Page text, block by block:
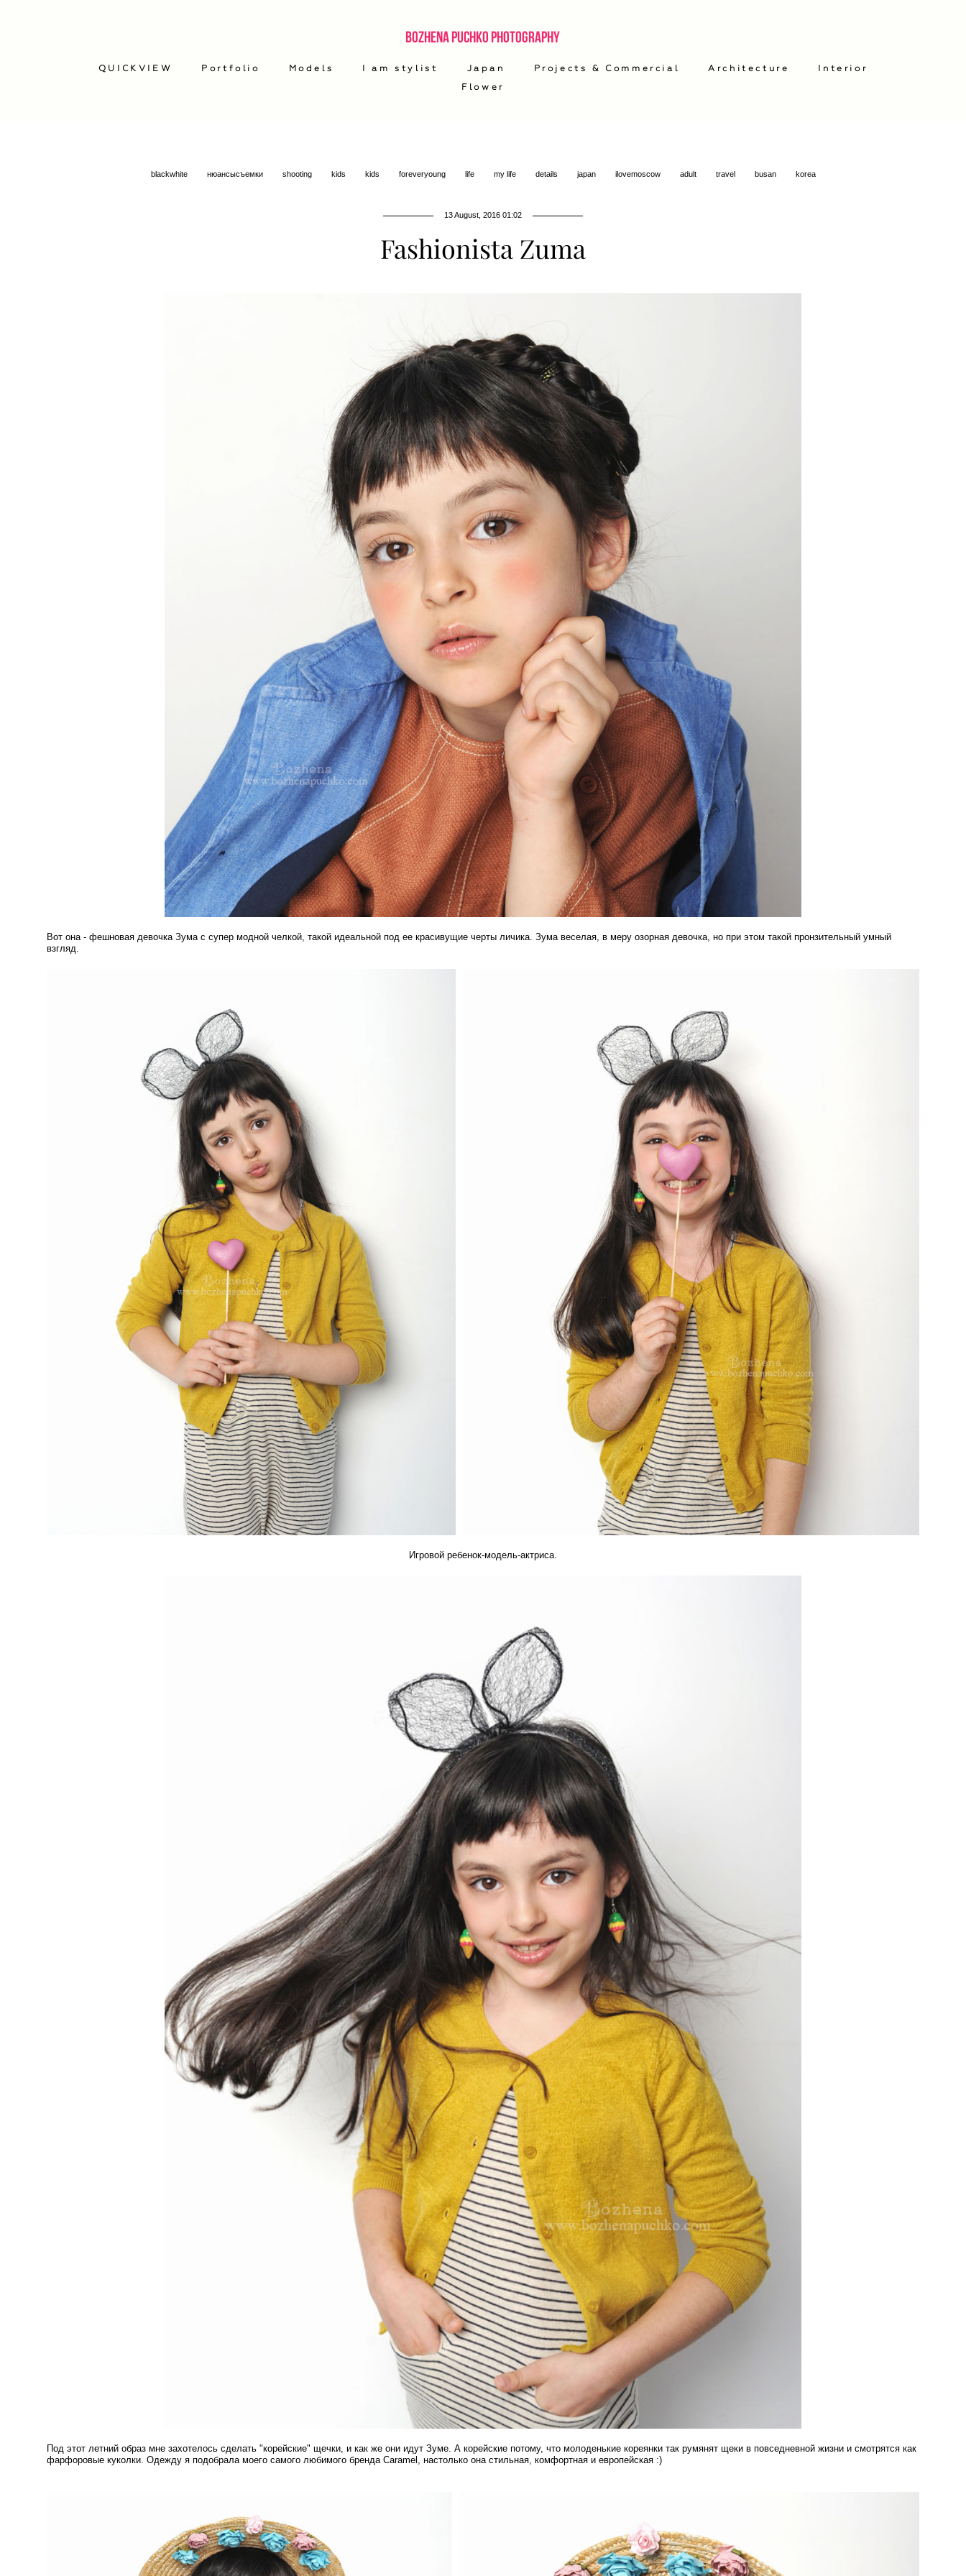
Bozhena Puchko Photography
QUICKVIEW Portfolio Models I am stylist Japan Projects & Commercial Architecture
Interior
Flower
blackwhite нюансысъемки shooting kids kids foreveryoung life my life details japan ilovemoscow adult travel busan korea
13 August, 2016 01:02
Fashionista Zuma
Вот она - фешновая девочка Зума с супер модной челкой, такой идеальной под ее красивущие черты личика. Зума веселая, в меру озорная девочка, но при этом такой пронзительный умный
взгляд.
Игровой ребенок-модель-актриса.
Под этот летний образ мне захотелось сделать "корейские" щечки, и как же они идут Зуме. А корейские потому, что молоденькие кореянки так румянят щеки в повседневной жизни и смотрятся как
фарфоровые куколки. Одежду я подобрала моего самого любимого бренда Caramel , настолько она стильная, комфортная и европейская :)